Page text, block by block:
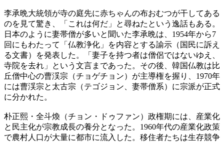
李承晩大統領が寺の庭先に赤ちゃんの布おむつが干してある
のを見て驚き、「これは何だ」と尋ねたという逸話もある。
日本のように妻帯僧が多いと聞いた李承晩は、1954年から7
回にもわたって「仏教浄化」を内容とする諭示（国民に訴え
る文書）を発表した。「妻子を持つ者は僧侶ではないゆえ、
寺院を去れ」という文言まであった。その後、韓国仏教は比
丘僧中心の曹渓宗（チョゲチョン）が主導権を握り、1970年
には曹渓宗と太古宗（テゴジョン、妻帯僧系）に宗派が正式
に分かれた。
朴正熙・全斗煥（チョン・ドゥファン）政権期には、産業化
と民主化が宗教成長の養分となった。1960年代の産業化政策
で農村人口が大量に都市に流入した。移住者たちは生存競争